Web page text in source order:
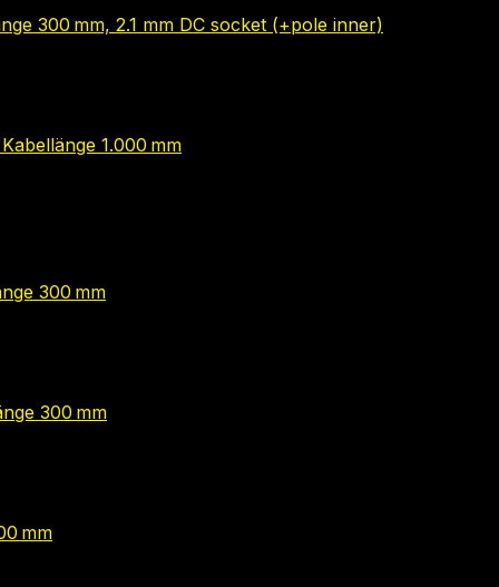
300 mm, 2.1 mm DC socket (+pole inner)
1.000 mm
300 mm
300 mm
mm